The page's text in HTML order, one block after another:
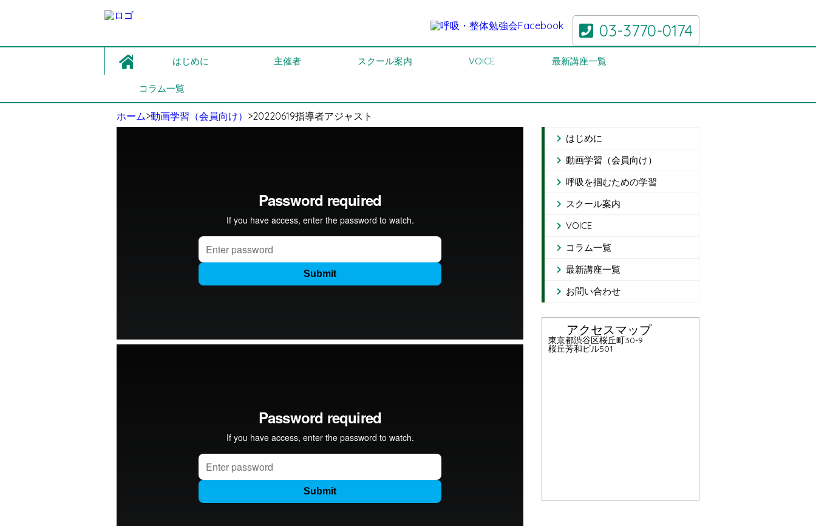
03-3770-0174
へ
はじめに 主催者 スクール案内 VOICE 最新講座一覧
コラム一覧
ホーム>動画学習（会員向け） >20220619指導者アジャスト
はじめに
動画学習（会員向け）
呼吸を掴むための学習
スクール案内
VOICE
コラム一覧
最新講座一覧
お問い合わせ
アクセスマップ
東京都渋谷区桜丘町30-9
桜丘芳和ビル501